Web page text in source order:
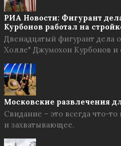
РИА Новости: Фигурант
Курбонов работал на
Двенадцатый фигурант дела
Холле" Джумохон Курбонов и
Московские развлечения
Свидание – это всегда что-
и захватывающее.